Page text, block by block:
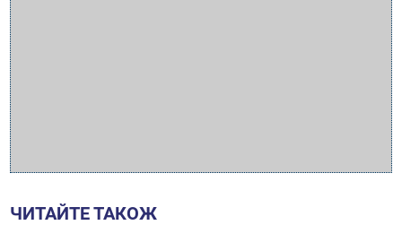
ЧИТАЙТЕ ТАКОЖ